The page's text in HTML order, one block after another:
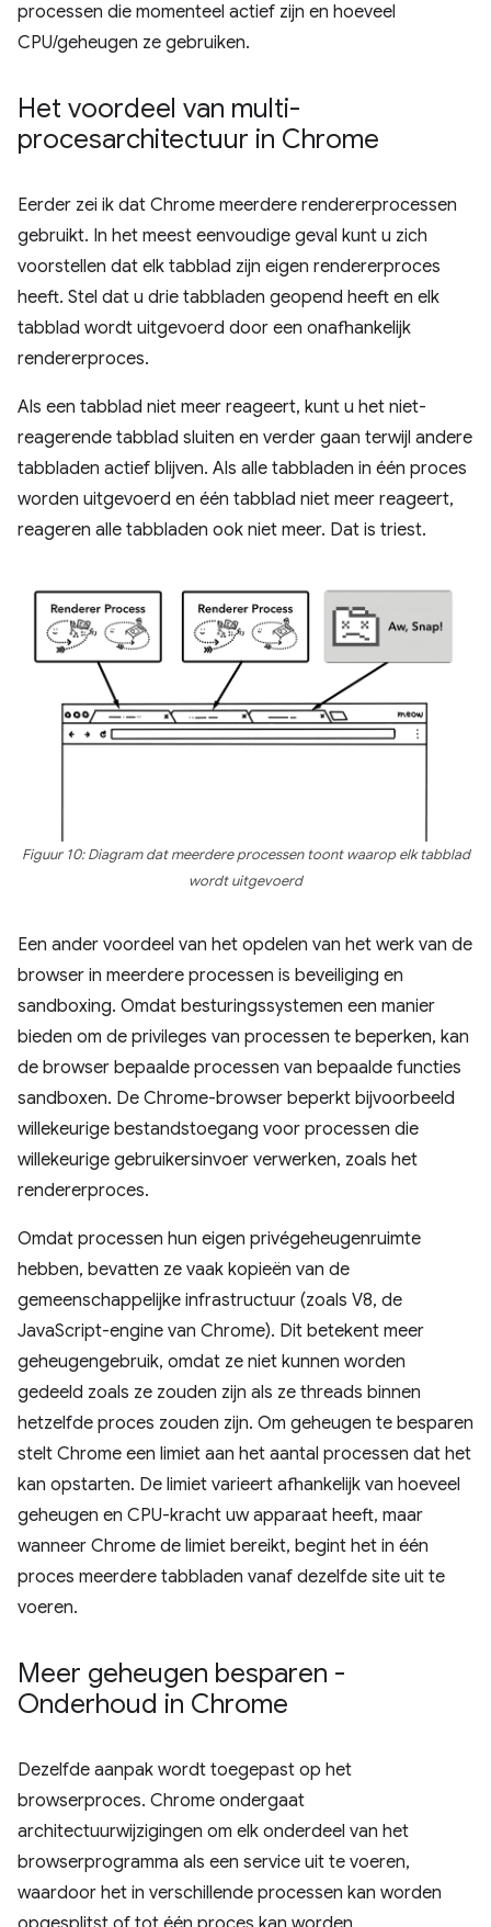
processen die momenteel actief zijn en hoeveel
CPU/geheugen ze gebruiken.
Het voordeel van multi-
procesarchitectuur in Chrome
Eerder zei ik dat Chrome meerdere rendererprocessen
gebruikt. In het meest eenvoudige geval kunt u zich
voorstellen dat elk tabblad zijn eigen rendererproces
heeft. Stel dat u drie tabbladen geopend heeft en elk
tabblad wordt uitgevoerd door een onafhankelijk
rendererproces.
Als een tabblad niet meer reageert, kunt u het niet-
reagerende tabblad sluiten en verder gaan terwijl andere
tabbladen actief blijven. Als alle tabbladen in één proces
worden uitgevoerd en één tabblad niet meer reageert,
reageren alle tabbladen ook niet meer. Dat is triest.
Figuur 10: Diagram dat meerdere processen toont waarop elk tabblad
wordt uitgevoerd
Een ander voordeel van het opdelen van het werk van de
browser in meerdere processen is beveiliging en
sandboxing. Omdat besturingssystemen een manier
bieden om de privileges van processen te beperken, kan
de browser bepaalde processen van bepaalde functies
sandboxen. De Chrome-browser beperkt bijvoorbeeld
willekeurige bestandstoegang voor processen die
willekeurige gebruikersinvoer verwerken, zoals het
rendererproces.
Omdat processen hun eigen privégeheugenruimte
hebben, bevatten ze vaak kopieën van de
gemeenschappelijke infrastructuur (zoals V8, de
JavaScript-engine van Chrome). Dit betekent meer
geheugengebruik, omdat ze niet kunnen worden
gedeeld zoals ze zouden zijn als ze threads binnen
hetzelfde proces zouden zijn. Om geheugen te besparen
stelt Chrome een limiet aan het aantal processen dat het
kan opstarten. De limiet varieert afhankelijk van hoeveel
geheugen en CPU-kracht uw apparaat heeft, maar
wanneer Chrome de limiet bereikt, begint het in één
proces meerdere tabbladen vanaf dezelfde site uit te
voeren.
Meer geheugen besparen -
Onderhoud in Chrome
Dezelfde aanpak wordt toegepast op het
browserproces. Chrome ondergaat
architectuurwijzigingen om elk onderdeel van het
browserprogramma als een service uit te voeren,
waardoor het in verschillende processen kan worden